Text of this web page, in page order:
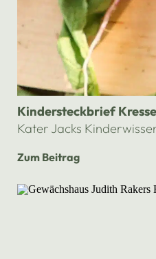
Kindersteckbrief Kresse
Kater Jacks
Zum Beitrag